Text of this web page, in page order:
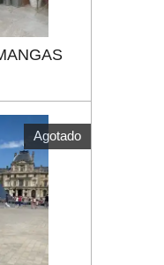
Agotado